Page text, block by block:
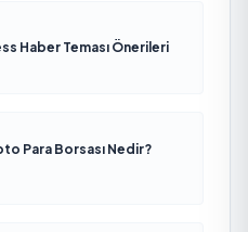
Haber Teması Önerileri
Para Borsası Nedir?